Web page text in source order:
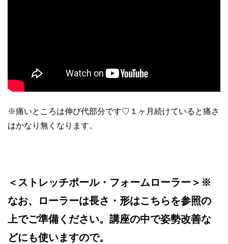
※痛いところは伸び代部分です♡１ヶ月続けていると痛さ
はかなり無くなります。
＜ストレッチポール・フォームローラー＞※
なお、ローラーは長さ・形はこちらを参照の
上でご準備ください。講座の中で姿勢改善な
どにも使いますので。